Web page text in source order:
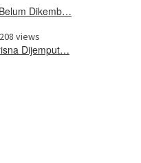
Dikemb…
views
Dijemput…